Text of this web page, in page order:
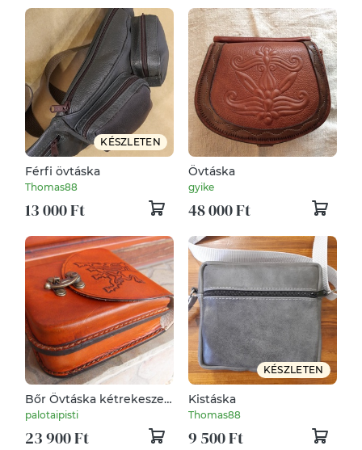
KÉSZLETEN
Férfi övtáska
Thomas88
13 000 Ft
Övtáska
gyike
48 000 Ft
Bőr Övtáska kétrekeszes
"bika mintával" mogyoró
barna
palotaipisti
23 900 Ft
KÉSZLETEN
Kistáska
Thomas88
9 500 Ft